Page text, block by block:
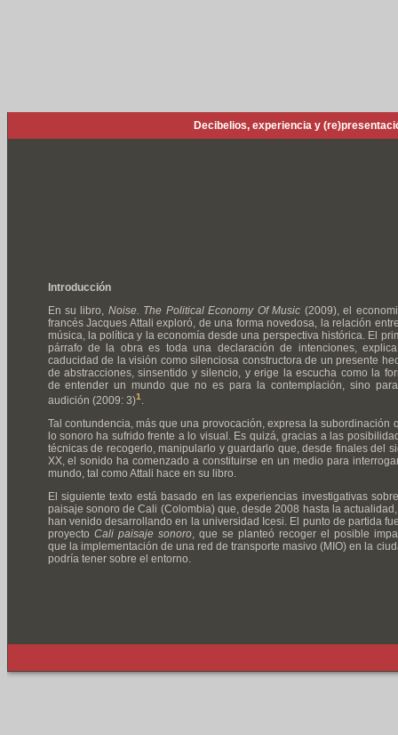
Decibelios, experiencia y
Introducción
En su libro, Noise. The Political Economy Of Music (2009), el
francés Jacques Attali exploró, de una forma novedosa, la relación
música, la política y la economía desde una perspectiva histórica. El
párrafo de la obra es toda una declaración de intenciones,
caducidad de la visión como silenciosa constructora de un presente
de abstracciones, sinsentido y silencio, y erige la escucha como la
de entender un mundo que no es para la contemplación, sino
audición (2009: 3)1.
Tal contundencia, más que una provocación, expresa la subordinación
lo sonoro ha sufrido frente a lo visual. Es quizá, gracias a las
técnicas de recogerlo, manipularlo y guardarlo que, desde finales del
XX, el sonido ha comenzado a constituirse en un medio para
mundo, tal como Attali hace en su libro.
El siguiente texto está basado en las experiencias investigativas
paisaje sonoro de Cali (Colombia) que, desde 2008 hasta la
han venido desarrollando en la universidad Icesi. El punto de partida
proyecto Cali paisaje sonoro, que se planteó recoger el posible
que la implementación de una red de transporte masivo (MIO) en la
podría tener sobre el entorno.